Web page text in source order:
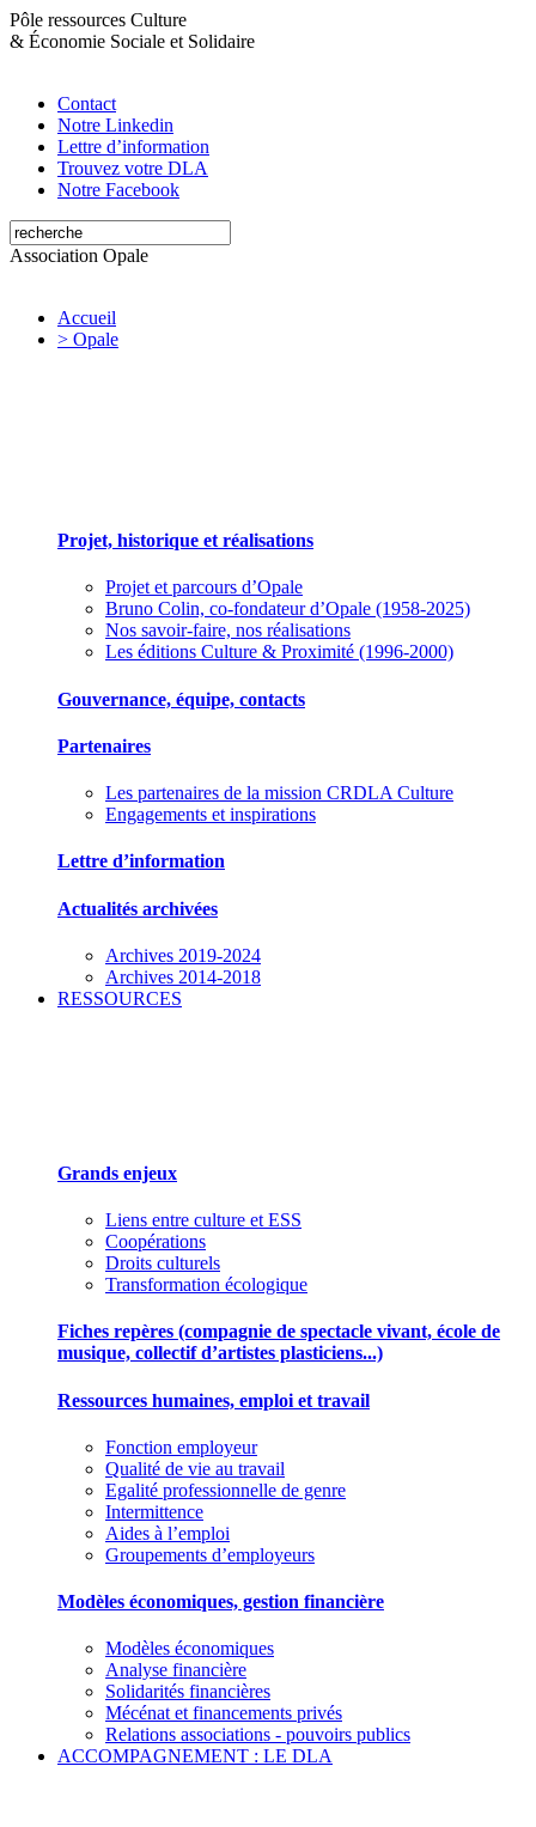
Pôle ressources Culture
& Économie Sociale et Solidaire
Contact
Notre Linkedin
Lettre d’information
Trouvez votre DLA
Notre Facebook
Association Opale
Accueil
> Opale
Projet, historique et réalisations
Projet et parcours d’Opale
Bruno Colin, co-fondateur d’Opale (1958-2025)
Nos savoir-faire, nos réalisations
Les éditions Culture & Proximité (1996-2000)
Gouvernance, équipe, contacts
Partenaires
Les partenaires de la mission CRDLA Culture
Engagements et inspirations
Lettre d’information
Actualités archivées
Archives 2019-2024
Archives 2014-2018
RESSOURCES
Grands enjeux
Liens entre culture et ESS
Coopérations
Droits culturels
Transformation écologique
Fiches repères (compagnie de spectacle vivant, école de
musique, collectif d’artistes plasticiens...)
Ressources humaines, emploi et travail
Fonction employeur
Qualité de vie au travail
Egalité professionnelle de genre
Intermittence
Aides à l’emploi
Groupements d’employeurs
Modèles économiques, gestion financière
Modèles économiques
Analyse financière
Solidarités financières
Mécénat et financements privés
Relations associations - pouvoirs publics
ACCOMPAGNEMENT : LE DLA